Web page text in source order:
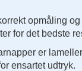
opmåling
for det bedste
er
ensartet udtryk.